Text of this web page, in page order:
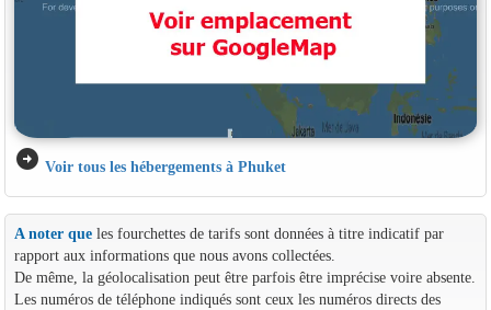
arrow_circle_right Voir tous les hébergements à Phuket
A noter queles fourchettes de tarifs sont données à titre indicatif par
rapport aux informations que nous avons collectées.
De même, la géolocalisation peut être parfois être imprécise voire absente.
Les numéros de téléphone indiqués sont ceux les numéros directs des